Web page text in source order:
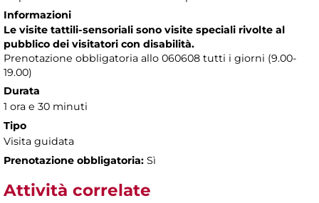
Informazioni
Le visite tattili-sensoriali sono visite speciali rivolte al
pubblico dei visitatori con disabilità.
Prenotazione obbligatoria allo 060608 tutti i giorni (9.00-
19.00)
Durata
1 ora e 30 minuti
Tipo
Visita guidata
Prenotazione obbligatoria: Sì
Attività correlate